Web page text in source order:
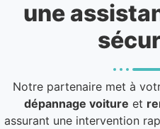
une
Notre partenaire met à
dépannage voiture et
assurant une intervention